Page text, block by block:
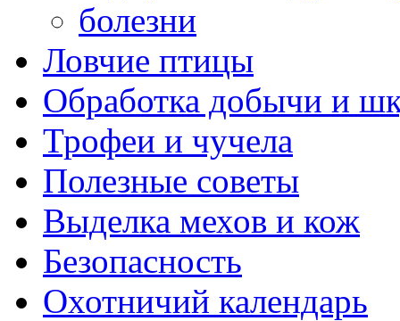
болезни
Ловчие птицы
Обработка добычи и
Трофеи и чучела
Полезные советы
Выделка мехов и кож
Безопасность
Охотничий календарь